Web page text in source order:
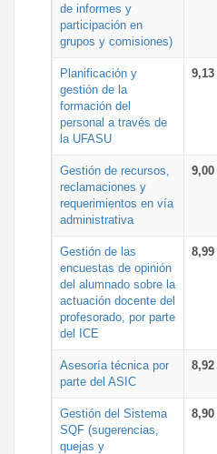
de informes y
participación en
grupos y comisiones)
Planificación y
gestión de la
formación del
personal a través de
la UFASU
9,13
Gestión de recursos,
reclamaciones y
requerimientos en vía
administrativa
9,00
Gestión de las
encuestas de opinión
del alumnado sobre la
actuación docente del
profesorado, por parte
del ICE
8,99
Asesoría técnica por
parte del ASIC
8,92
Gestión del Sistema
SQF (sugerencias,
quejas y
8,90